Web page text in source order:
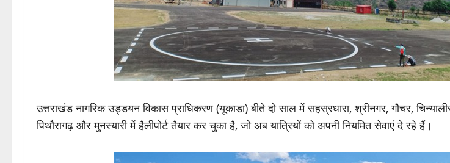
उत्तराखंड नागरिक उड्डयन विकास प्राधिकरण (यूकाडा) बीते दो साल में सहस्रधारा, श्रीनगर, गौचर,
पिथौरागढ़ और मुनस्यारी में हैलीपोर्ट तैयार कर चुका है, जो अब यात्रियों को अपनी नियमित सेवाएं दे रहे हैं।